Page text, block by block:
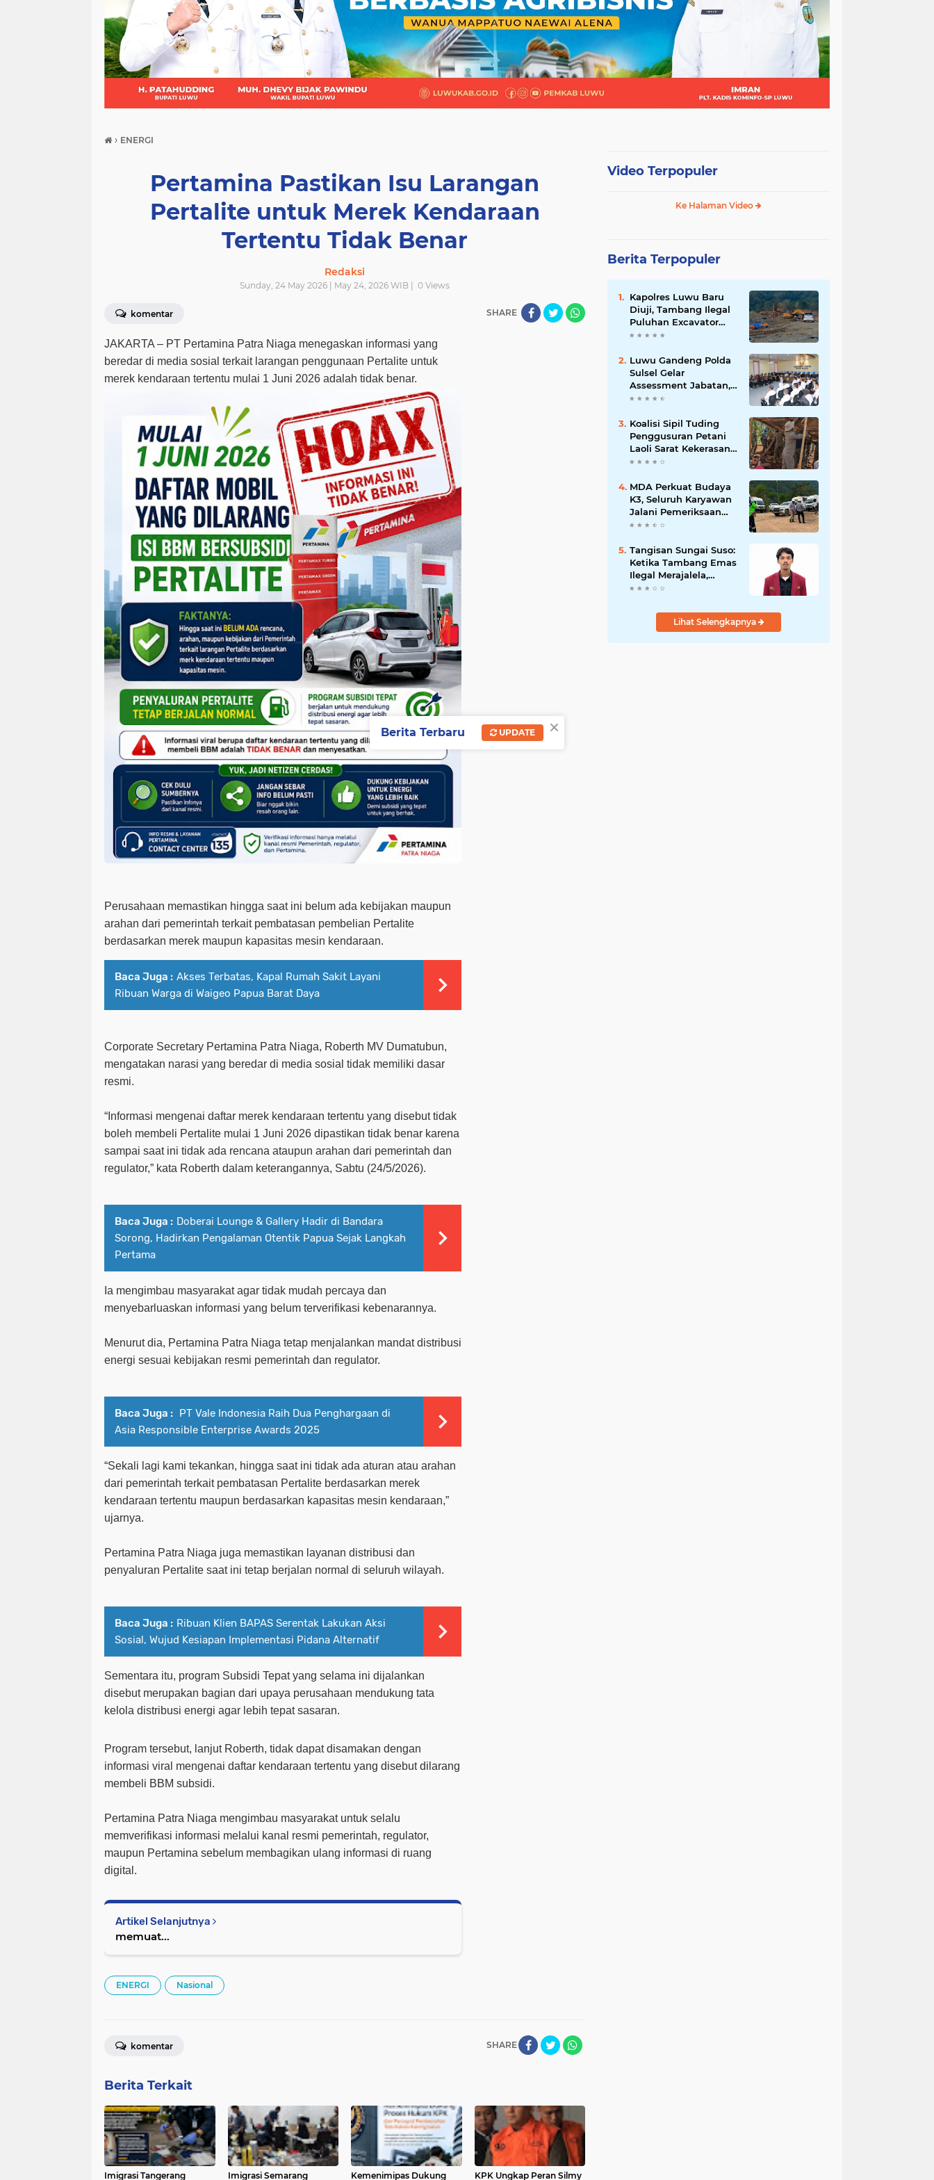
(21) (9) (7)
› ENERGI
Pertamina Pastikan Isu Larangan
Pertalite untuk Merek Kendaraan
Tertentu Tidak Benar
Redaksi
Sunday, 24 May 2026 | May 24, 2026 WIB | 0 Views
komentar SHARE
JAKARTA – PT Pertamina Patra Niaga menegaskan informasi yang
beredar di media sosial terkait larangan penggunaan Pertalite untuk
merek kendaraan tertentu mulai 1 Juni 2026 adalah tidak benar.
Perusahaan memastikan hingga saat ini belum ada kebijakan maupun
arahan dari pemerintah terkait pembatasan pembelian Pertalite
berdasarkan merek maupun kapasitas mesin kendaraan.
Baca Juga : Akses Terbatas, Kapal Rumah Sakit Layani
Ribuan Warga di Waigeo Papua Barat Daya
Corporate Secretary Pertamina Patra Niaga, Roberth MV Dumatubun,
mengatakan narasi yang beredar di media sosial tidak memiliki dasar
resmi.
“Informasi mengenai daftar merek kendaraan tertentu yang disebut tidak
boleh membeli Pertalite mulai 1 Juni 2026 dipastikan tidak benar karena
sampai saat ini tidak ada rencana ataupun arahan dari pemerintah dan
regulator,” kata Roberth dalam keterangannya, Sabtu (24/5/2026).
Baca Juga : Doberai Lounge & Gallery Hadir di Bandara
Sorong, Hadirkan Pengalaman Otentik Papua Sejak Langkah
Pertama
Ia mengimbau masyarakat agar tidak mudah percaya dan
menyebarluaskan informasi yang belum terverifikasi kebenarannya.
Menurut dia, Pertamina Patra Niaga tetap menjalankan mandat distribusi
energi sesuai kebijakan resmi pemerintah dan regulator.
Baca Juga : PT Vale Indonesia Raih Dua Penghargaan di
Asia Responsible Enterprise Awards 2025
“Sekali lagi kami tekankan, hingga saat ini tidak ada aturan atau arahan
dari pemerintah terkait pembatasan Pertalite berdasarkan merek
kendaraan tertentu maupun berdasarkan kapasitas mesin kendaraan,”
ujarnya.
Pertamina Patra Niaga juga memastikan layanan distribusi dan
penyaluran Pertalite saat ini tetap berjalan normal di seluruh wilayah.
Baca Juga : Ribuan Klien BAPAS Serentak Lakukan Aksi
Sosial, Wujud Kesiapan Implementasi Pidana Alternatif
Sementara itu, program Subsidi Tepat yang selama ini dijalankan
disebut merupakan bagian dari upaya perusahaan mendukung tata
kelola distribusi energi agar lebih tepat sasaran.
Program tersebut, lanjut Roberth, tidak dapat disamakan dengan
informasi viral mengenai daftar kendaraan tertentu yang disebut dilarang
membeli BBM subsidi.
Pertamina Patra Niaga mengimbau masyarakat untuk selalu
memverifikasi informasi melalui kanal resmi pemerintah, regulator,
maupun Pertamina sebelum membagikan ulang informasi di ruang
digital.
Artikel Selanjutnya
memuat...
ENERGI Nasional
SHARE
komentar
Berita Terkait
Imigrasi Tangerang Imigrasi Semarang Kemenimipas Dukung KPK Ungkap Peran Silmy
Video Terpopuler
Ke Halaman Video
Berita Terpopuler
Kapolres Luwu Baru
Diuji, Tambang Ilegal
Puluhan Excavator
Masih Bebas
Luwu Gandeng Polda
Sulsel Gelar
Assessment Jabatan,
Perkuat Penempatan
Kompetensi
Koalisi Sipil Tuding
Penggusuran Petani
Laoli Sarat Kekerasan,
Desak Hentikan PSN
MDA Perkuat Budaya
K3, Seluruh Karyawan
Jalani Pemeriksaan
Sebelum Bekerja
Tangisan Sungai Suso:
Ketika Tambang Emas
Ilegal Merajalela,
Negara Seolah
Lihat Selengkapnya
×
Berita Terbaru UPDATE